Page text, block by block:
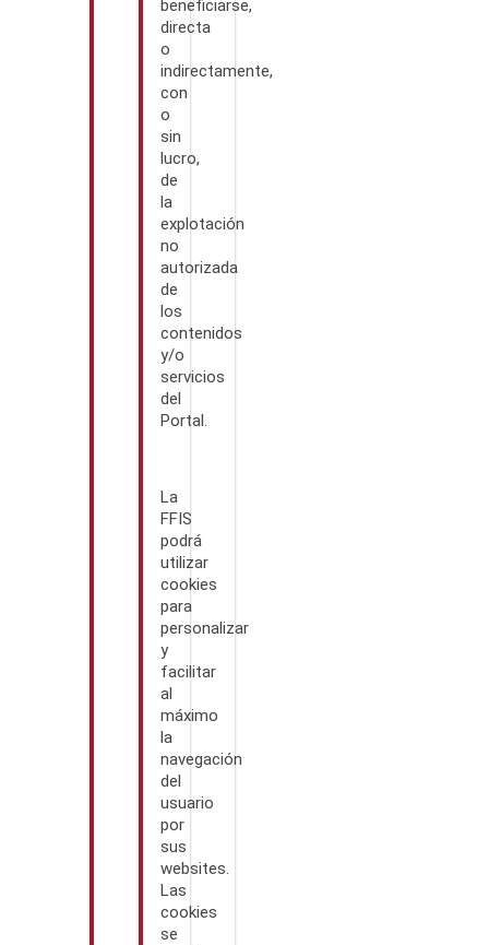
beneficiarse,
directa
o
indirectamente,
con
o
sin
lucro,
de
la
explotación
no
autorizada
de
los
contenidos
y/o
servicios
del
Portal.
La
FFIS
podrá
utilizar
cookies
para
personalizar
y
facilitar
al
máximo
la
navegación
del
usuario
por
sus
websites.
Las
cookies
se